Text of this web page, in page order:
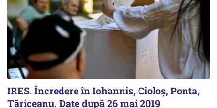
IRES. Încredere în Iohannis, Cioloș, Ponta,
Tăriceanu. Date după 26 mai 2019